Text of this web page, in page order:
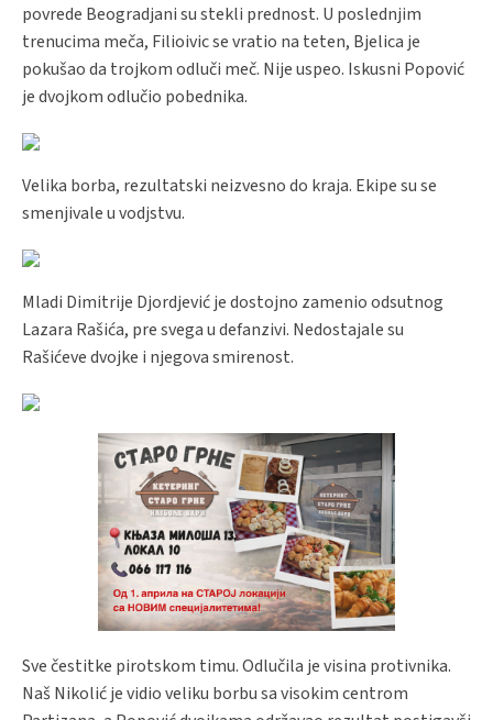
povrede Beogradjani su stekli prednost. U poslednjim
trenucima meča, Filioivic se vratio na teten, Bjelica je
pokušao da trojkom odluči meč. Nije uspeo. Iskusni Popović
je dvojkom odlučio pobednika.
Velika borba, rezultatski neizvesno do kraja. Ekipe su se
smenjivale u vodjstvu.
Mladi Dimitrije Djordjević je dostojno zamenio odsutnog
Lazara Rašića, pre svega u defanzivi. Nedostajale su
Rašićeve dvojke i njegova smirenost.
Sve čestitke pirotskom timu. Odlučila je visina protivnika.
Naš Nikolić je vidio veliku borbu sa visokim centrom